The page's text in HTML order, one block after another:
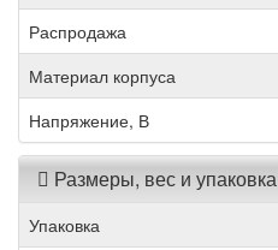
Распродажа
Материал корпуса
Напряжение, В
Размеры, вес и упаковка
Упаковка